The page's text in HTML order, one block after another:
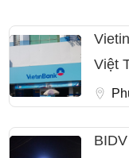
Việt